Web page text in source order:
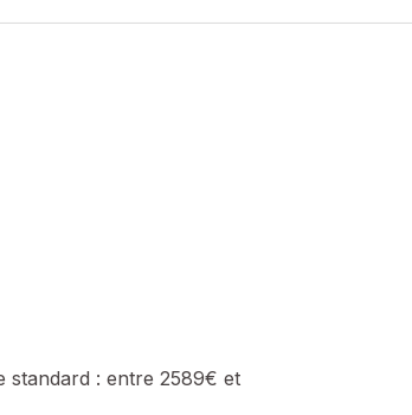
vie accueille un salon ou une salle à manger
sur le site Géorisques : www.georisques.gouv.fr
standard : entre 2589€ et